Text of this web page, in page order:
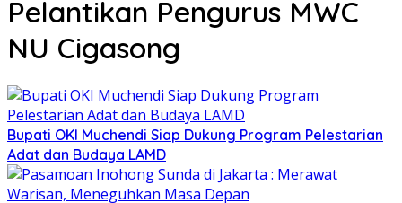
Pelantikan Pengurus MWC
NU Cigasong
Bupati OKI Muchendi Siap Dukung Program Pelestarian
Adat dan Budaya LAMD